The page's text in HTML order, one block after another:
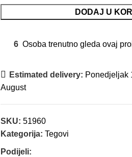
DODAJ U
6 Osoba trenutno gleda ovaj
Estimated delivery: Ponedjeljak
August
SKU: 51960
Kategorija: Tegovi
Podijeli: